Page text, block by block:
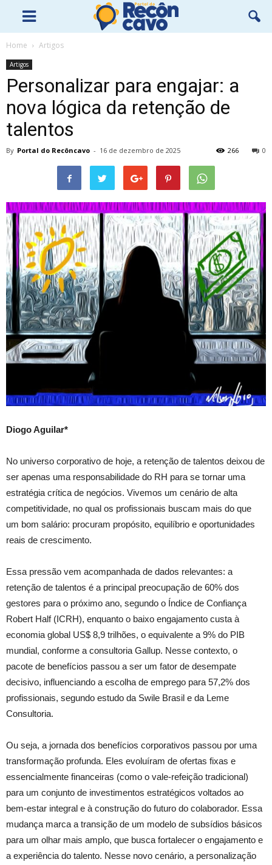
Home Artigos
Artigos
Personalizar para engajar: a
nova lógica da retenção de
talentos
By Portal do Recôncavo - 16 de dezembro de 2025 0
266
Diogo Aguilar*
No universo corporativo de hoje, a retenção de talentos deixou de
ser apenas uma responsabilidade do RH para se tornar uma
estratégia crítica de negócios. Vivemos um cenário de alta
competitividade, no qual os profissionais buscam mais do que
um bom salário: procuram propósito, equilíbrio e oportunidades
reais de crescimento.
Essa pressão vem acompanhada de dados relevantes: a
retenção de talentos é a principal preocupação de 60% dos
gestores para o próximo ano, segundo o Índice de Confiança
Robert Half (ICRH), enquanto o baixo engajamento custa à
economia global US$ 8,9 trilhões, o equivalente a 9% do PIB
mundial, conforme a consultoria Gallup. Nesse contexto, o
pacote de benefícios passou a ser um fator de desempate
decisivo, influenciando a escolha de emprego para 57,2% dos
profissionais, segundo estudo da Swile Brasil e da Leme
Consultoria.
Ou seja, a jornada dos benefícios corporativos passou por uma
transformação profunda. Eles evoluíram de ofertas fixas e
essencialmente financeiras (como o vale-refeição tradicional)
para um conjunto de investimentos estratégicos voltados ao
bem-estar integral e à construção do futuro do colaborador. Essa
mudança marca a transição de um modelo de subsídios básicos
para um olhar mais amplo, que busca fortalecer o engajamento e
a experiência do talento. Nesse novo cenário, a personalização